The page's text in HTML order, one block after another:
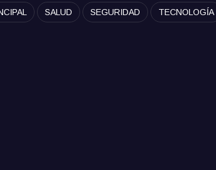
SALUD SEGURIDAD TECNOLOGÍA